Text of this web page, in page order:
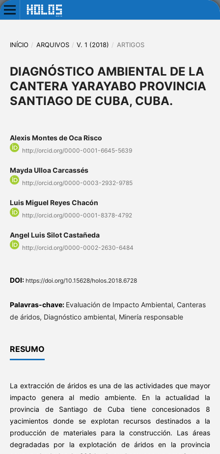
INÍCIO / ARQUIVOS / V. 1 (2018) / ARTIGOS
DIAGNÓSTICO AMBIENTAL DE LA
CANTERA YARAYABO PROVINCIA
SANTIAGO DE CUBA, CUBA.
Alexis Montes de Oca Risco
http://orcid.org/0000-0001-6645-5639
Mayda Ulloa Carcassés
http://orcid.org/0000-0003-2932-9785
Luis Miguel Reyes Chacón
http://orcid.org/0000-0001-8378-4792
Angel Luis Silot Castañeda
http://orcid.org/0000-0002-2630-6484
DOI: https://doi.org/10.15628/holos.2018.6728
Palavras-chave: Evaluación de Impacto Ambiental, Canteras
de áridos, Diagnóstico ambiental, Minería responsable
RESUMO
La extracción de áridos es una de las actividades que mayor
impacto genera al medio ambiente. En la actualidad la
provincia de Santiago de Cuba tiene concesionados 8
yacimientos donde se explotan recursos destinados a la
producción de materiales para la construcción. Las áreas
degradadas por la explotación de áridos en la provincia